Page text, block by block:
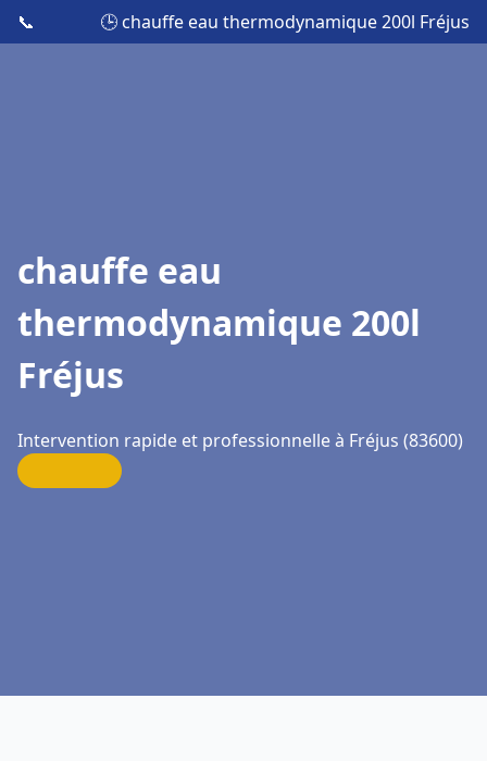
📞 🕒 chauffe eau thermodynamique 200l Fréjus
chauffe eau
thermodynamique 200l
Fréjus
Intervention rapide et professionnelle à Fréjus (83600)